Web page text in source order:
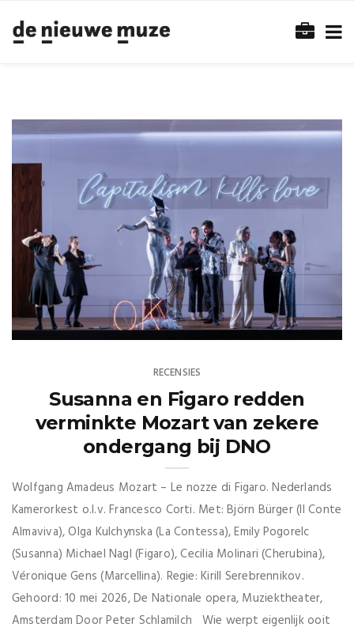
RECENSIES
Susanna en Figaro redden
verminkte Mozart van zekere
ondergang bij DNO
Wolfgang Amadeus Mozart – Le nozze di Figaro. Nederlands
Kamerorkest o.l.v. Francesco Corti. Met: Björn Bürger (Il Conte
Almaviva), Olga Kulchynska (La Contessa), Emily Pogorelc
(Susanna) Michael Nagl (Figaro), Cecilia Molinari (Cherubina),
Véronique Gens (Marcellina). Regie: Kirill Serebrennikov.
Gehoord: 10 mei 2026, De Nationale opera, Muziektheater,
Amsterdam Door Peter Schlamilch Wie werpt eigenlijk ooit